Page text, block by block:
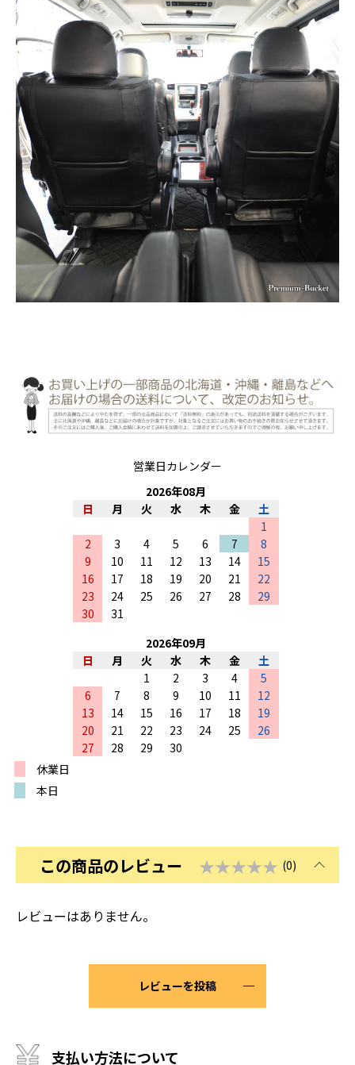
営業日カレンダー
2026年08月
日
月 火 水 木 金
土
1
2
3 4 5 6 7
8
9
10 11 12 13 14
15
16
17 18 19 20 21
22
23
24 25 26 27 28
29
30
31
2026年09月
日
月 火 水 木 金
土
1
2 3 4
5
6
7 8 9 10 11
12
13
14 15 16 17 18
19
20
21 22 23 24 25
26
27
28 29
30
休業日
本日
この商品のレビュー ★★★★★ (0)
レビューはありません。
レビューを投稿
支払い方法について